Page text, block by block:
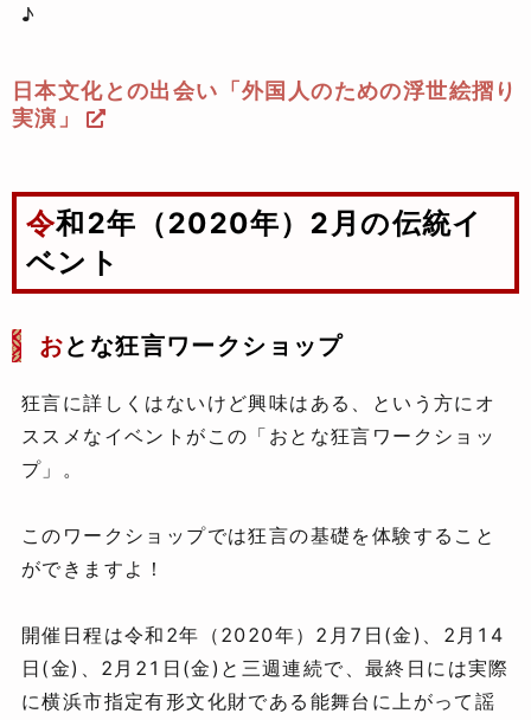
♪
日本文化との出会い「外国人のための浮世絵摺り
実演」
令和2年（2020年）2月の伝統イ
ベント
おとな狂言ワークショップ
狂言に詳しくはないけど興味はある、という方にオ
ススメなイベントがこの「おとな狂言ワークショッ
プ」。
このワークショップでは狂言の基礎を体験すること
ができますよ！
開催日程は令和2年（2020年）2月7日(金)、2月14
日(金)、2月21日(金)と三週連続で、最終日には実際
に横浜市指定有形文化財である能舞台に上がって謡